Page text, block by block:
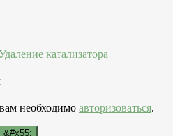
катализатора
необходимо авторизоваться.